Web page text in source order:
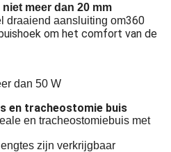
meer dan 20 mm
draaiend aansluiting om360
om het comfort van de
dan 50 W
en tracheostomie buis
en tracheostomiebuis met
zijn verkrijgbaar